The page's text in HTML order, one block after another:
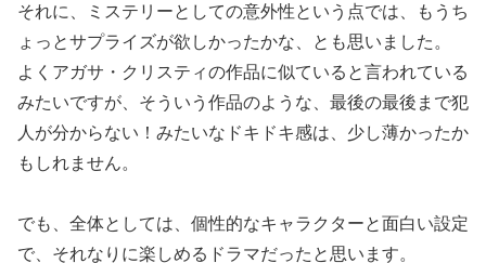
それに、ミステリーとしての意外性という点では、もうち
ょっとサプライズが欲しかったかな、とも思いました。
よくアガサ・クリスティの作品に似ていると言われている
みたいですが、そういう作品のような、最後の最後まで犯
人が分からない！みたいなドキドキ感は、少し薄かったか
もしれません。
でも、全体としては、個性的なキャラクターと面白い設定
で、それなりに楽しめるドラマだったと思います。